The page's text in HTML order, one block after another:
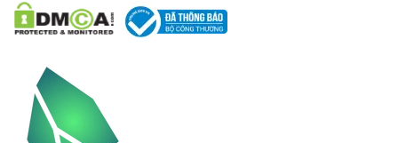
Thu hút tài lộc và may mắn
khả năng kích hoạt cung tài lộc và thu hút vận may. Khi
đặt đúng vị trí, tinh thể giúp gia tăng vượng khí và hỗ trợ
công việc hanh thông.